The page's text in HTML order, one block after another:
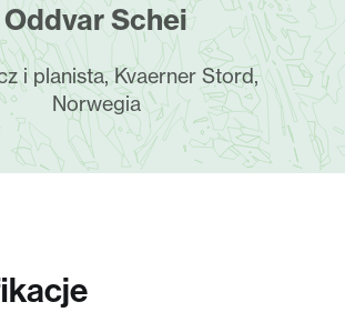
Oddvar Schei
i planista, Kvaerner Stord,
Norwegia